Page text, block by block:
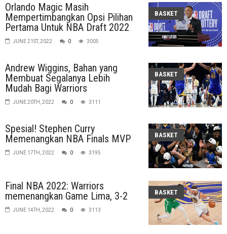
BASKET
Orlando Magic Masih
Mempertimbangkan Opsi Pilihan
Pertama Untuk NBA Draft 2022
JUNE 21ST, 2022 0 3005
BASKET
Andrew Wiggins, Bahan yang
Membuat Segalanya Lebih
Mudah Bagi Warriors
JUNE 20TH, 2022 0 3111
BASKET
Spesial! Stephen Curry
Memenangkan NBA Finals MVP
JUNE 17TH, 2022 0 3195
BASKET
Final NBA 2022: Warriors
memenangkan Game Lima, 3-2
JUNE 14TH, 2022 0 3113